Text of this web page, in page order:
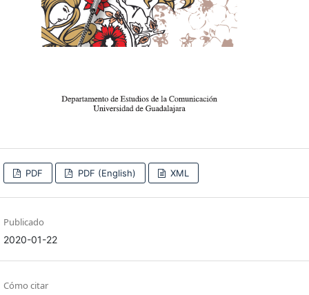
PDF PDF (English) XML
Publicado
2020-01-22
Cómo citar